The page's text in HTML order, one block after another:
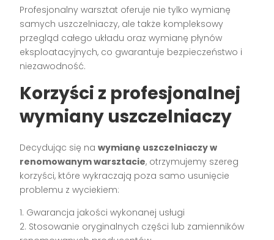
Profesjonalny warsztat oferuje nie tylko wymianę
samych uszczelniaczy, ale także kompleksowy
przegląd całego układu oraz wymianę płynów
eksploatacyjnych, co gwarantuje bezpieczeństwo i
niezawodność.
Korzyści z profesjonalnej
wymiany uszczelniaczy
Decydując się nawymianę uszczelniaczy w
renomowanym warsztacie, otrzymujemy szereg
korzyści, które wykraczają poza samo usunięcie
problemu z wyciekiem:
1. Gwarancja jakości wykonanej usługi
2. Stosowanie oryginalnych części lub zamienników